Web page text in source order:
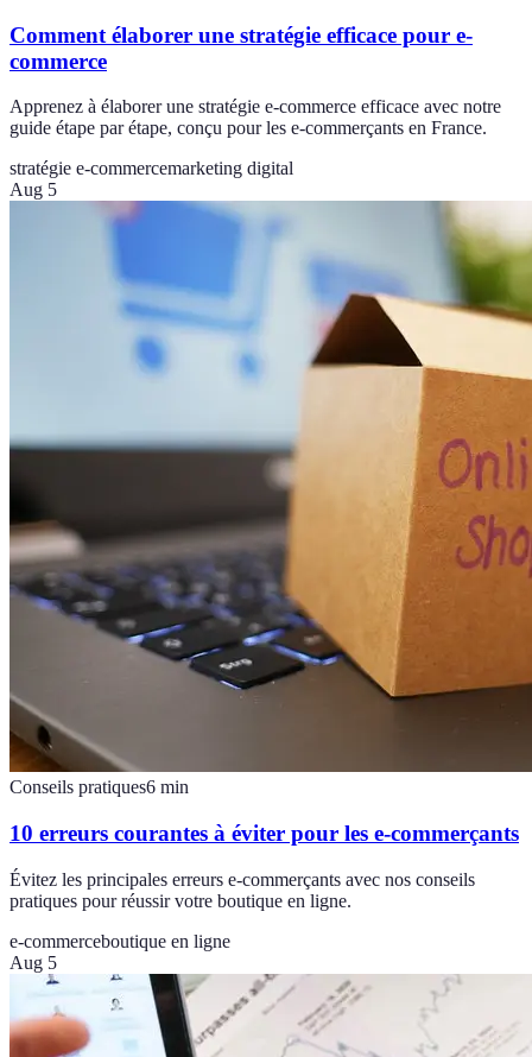
Comment élaborer une stratégie efficace pour e-
commerce
Apprenez à élaborer une stratégie e-commerce efficace avec notre
guide étape par étape, conçu pour les e-commerçants en France.
stratégie e-commercemarketing digital
Aug 5
Conseils pratiques6 min
10 erreurs courantes à éviter pour les e-commerçants
Évitez les principales erreurs e-commerçants avec nos conseils
pratiques pour réussir votre boutique en ligne.
e-commerceboutique en ligne
Aug 5